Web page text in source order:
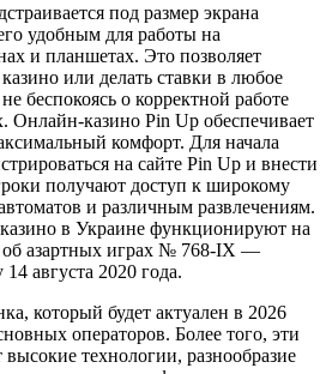
под размер экрана
удобным для работы на
и планшетах. Это позволяет
или делать ставки в любое
беспокоясь о корректной работе
Онлайн-казино Pin Up обеспечивает
комфорт. Для начала
на сайте Pin Up и внести
получают доступ к широкому
и различным развлечениям.
в Украине функционируют на
об азартных играх № 768-IX —
августа 2020 года.
который будет актуален в 2026
операторов. Более того, эти
технологии, разнообразие